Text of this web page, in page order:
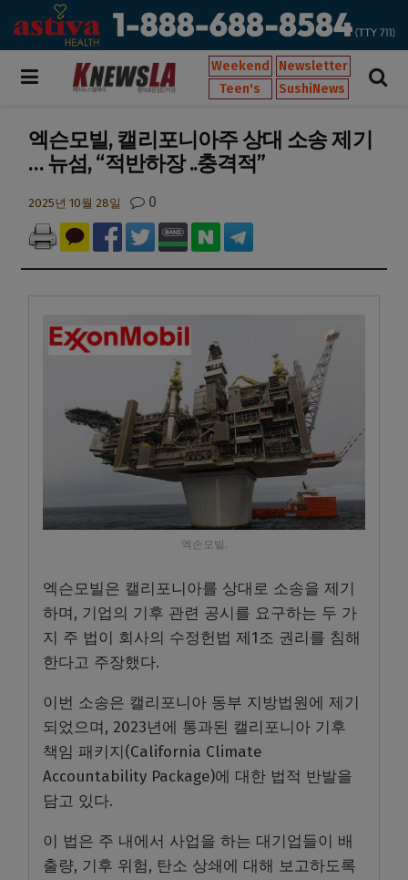
Weekend
Newsletter
Teen's
SushiNews
엑슨모빌, 캘리포니아주 상대 소송 제기
… 뉴섬, “적반하장 ..충격적”
2025년 10월 28일 0
엑손모빌.
엑슨모빌은 캘리포니아를 상대로 소송을 제기
하며, 기업의 기후 관련 공시를 요구하는 두 가
지 주 법이 회사의 수정헌법 제1조 권리를 침해
한다고 주장했다.
이번 소송은 캘리포니아 동부 지방법원에 제기
되었으며, 2023년에 통과된 캘리포니아 기후
책임 패키지(California Climate
Accountability Package)에 대한 법적 반발을
담고 있다.
이 법은 주 내에서 사업을 하는 대기업들이 배
출량, 기후 위험, 탄소 상쇄에 대해 보고하도록